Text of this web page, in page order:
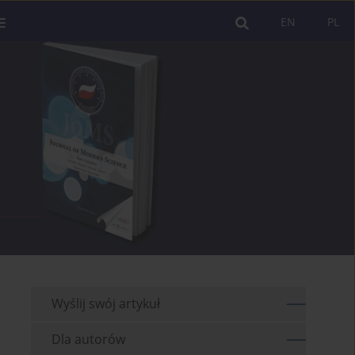
PL
EN
Wyślij swój artykuł
Dla autorów